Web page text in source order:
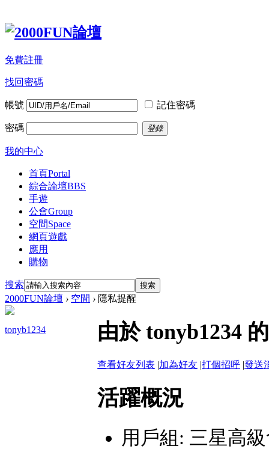
免費註冊
找回密碼
帳號 記住密碼
密碼 登錄
我的中心
首頁Portal
綜合論壇BBS
手遊
公會Group
空間Space
網頁遊戲
應用
購物
搜索 搜索
2000FUN論壇 › 空間 › 隱私提醒
tonyb1234 由於 tonyb1234
查看好友列表 |加為好友 |打個招呼 |發送
活躍概況
用戶組: 三星高